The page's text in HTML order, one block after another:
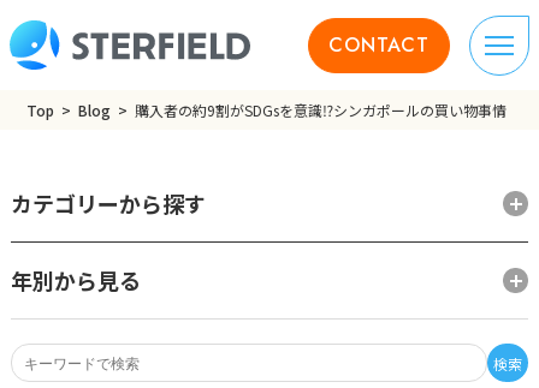
CONTACT
Top Blog 購入者の約9割がSDGsを意識⁉シンガポールの買い物事情
検索
カテゴリーから探す
年別から見る